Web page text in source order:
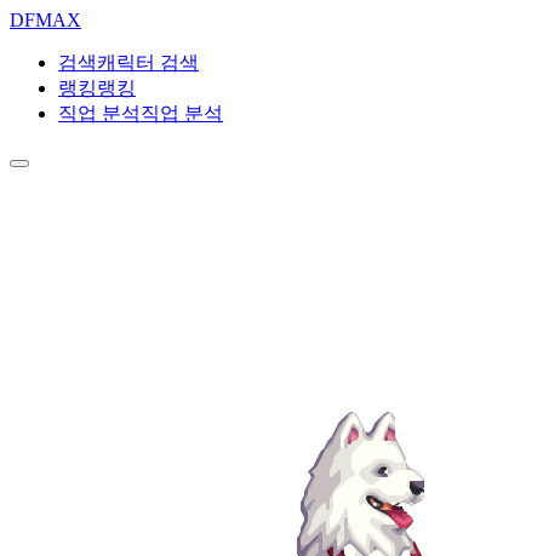
DFMAX
검색캐릭터 검색
랭킹랭킹
직업 분석직업 분석